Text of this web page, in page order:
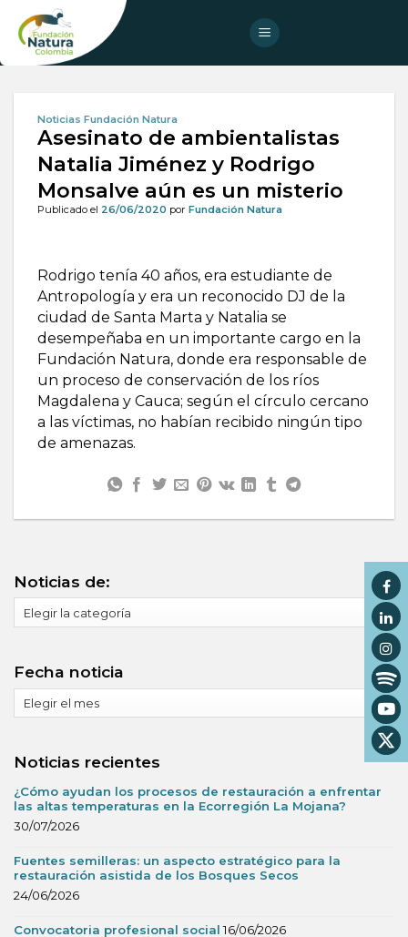
content
Noticias Fundación Natura
Asesinato de ambientalistas
Natalia Jiménez y Rodrigo
Monsalve aún es un misterio
Publicado el 26/06/2020 por Fundación Natura
Rodrigo tenía 40 años, era estudiante de
Antropología y era un reconocido DJ de la
ciudad de Santa Marta y Natalia se
desempeñaba en un importante cargo en la
Fundación Natura, donde era responsable de
un proceso de conservación de los ríos
Magdalena y Cauca; según el círculo cercano
a las víctimas, no habían recibido ningún tipo
de amenazas.
Noticias de:
de:
Fecha noticia
Fecha
noticia
Noticias recientes
¿Cómo ayudan los procesos de restauración a enfrentar
las altas temperaturas en la Ecorregión La Mojana?
30/07/2026
Fuentes semilleras: un aspecto estratégico para la
restauración asistida de los Bosques Secos
24/06/2026
Convocatoria profesional social 16/06/2026